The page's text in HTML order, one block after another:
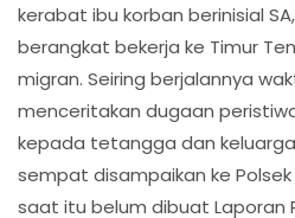
kerabat ibu korban berinisial
berangkat bekerja ke Timur
migran. Seiring berjalannya
menceritakan dugaan
kepada tetangga dan
sempat disampaikan ke
saat itu belum dibuat Laporan